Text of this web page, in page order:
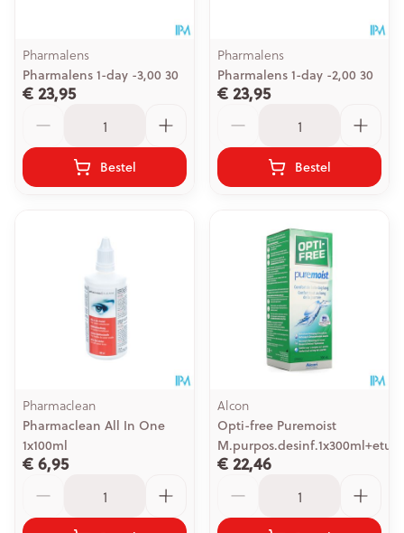
Pharmalens
Pharmalens 1-day -3,00 30
€ 23,95
Bestel
Pharmalens
Pharmalens 1-day -2,00 30
€ 23,95
Bestel
Pharmaclean
Pharmaclean All In One
1x100ml
€ 6,95
Alcon
Opti-free Puremoist
M.purpos.desinf.1x300ml+etui
€ 22,46